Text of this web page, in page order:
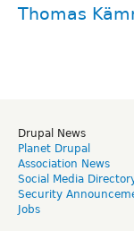
Thomas
Drupal News
Planet Drupal
Association News
Social Media
Security
Jobs